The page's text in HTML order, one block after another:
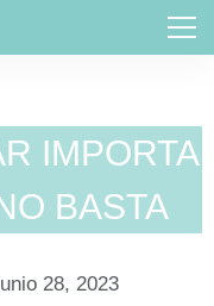
IMPORTA
BASTA
28, 2023